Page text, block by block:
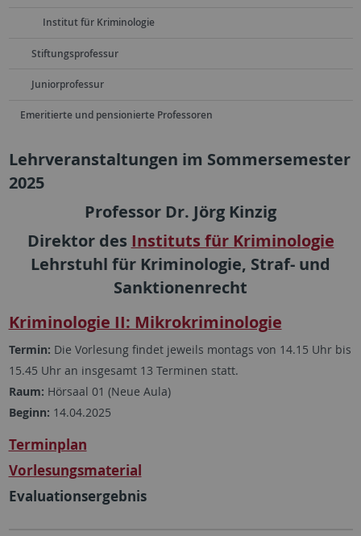
Institut für Kriminologie
Stiftungsprofessur
Juniorprofessur
Emeritierte und pensionierte Professoren
Lehrveranstaltungen im Sommersemester
2025
Professor Dr. Jörg Kinzig
Direktor des Instituts für Kriminologie
Lehrstuhl für Kriminologie, Straf- und
Sanktionenrecht
Kriminologie II: Mikrokriminologie
Termin: Die Vorlesung findet jeweils montags von 14.15 Uhr bis
15.45 Uhr an insgesamt 13 Terminen statt.
Raum: Hörsaal 01 (Neue Aula)
Beginn: 14.04.2025
Terminplan
Vorlesungsmaterial
Evaluationsergebnis